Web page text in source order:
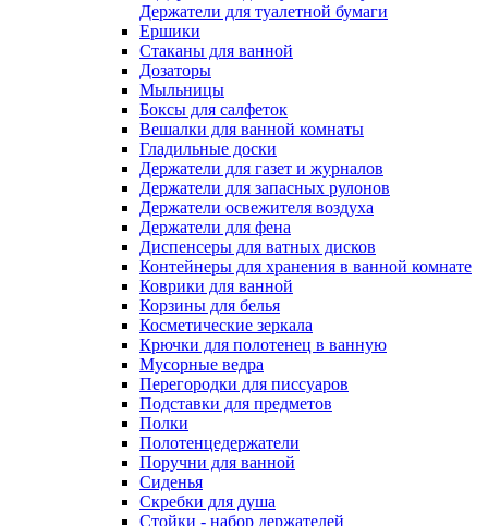
Держатели для туалетной бумаги
Ершики
Стаканы для ванной
Дозаторы
Мыльницы
Боксы для салфеток
Вешалки для ванной комнаты
Гладильные доски
Держатели для газет и журналов
Держатели для запасных рулонов
Держатели освежителя воздуха
Держатели для фена
Диспенсеры для ватных дисков
Контейнеры для хранения в ванной комнате
Коврики для ванной
Корзины для белья
Косметические зеркала
Крючки для полотенец в ванную
Мусорные ведра
Перегородки для писсуаров
Подставки для предметов
Полки
Полотенцедержатели
Поручни для ванной
Сиденья
Скребки для душа
Стойки - набор держателей